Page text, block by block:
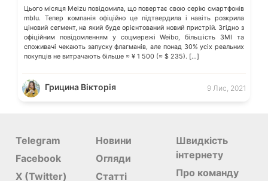
Цього місяця Meizu повідомила, що повертає свою серію смартфонів
mblu. Тепер компанія офіційно це підтвердила і навіть розкрила
ціновий сегмент, на який буде орієнтований новий пристрій. Згідно з
офіційним повідомленням у соцмережі Weibo, більшість ЗМІ та
споживачі чекають запуску флагманів, але понад 30% усіх реальних
покупців не витрачають більше ≈ ¥ 1 500 (≈ $ 235). […]
Грицина Вікторія 9 Лис, 2021
Telegram
Facebook
X (Twitter)
Новини
Огляди
Статті
Швидкість
інтернету
Про команду